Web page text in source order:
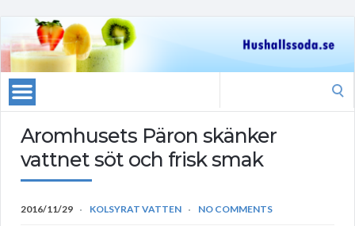
Aromhusets Päron skänker
vattnet söt och frisk smak
2016/11/29 KOLSYRAT VATTEN NO COMMENTS